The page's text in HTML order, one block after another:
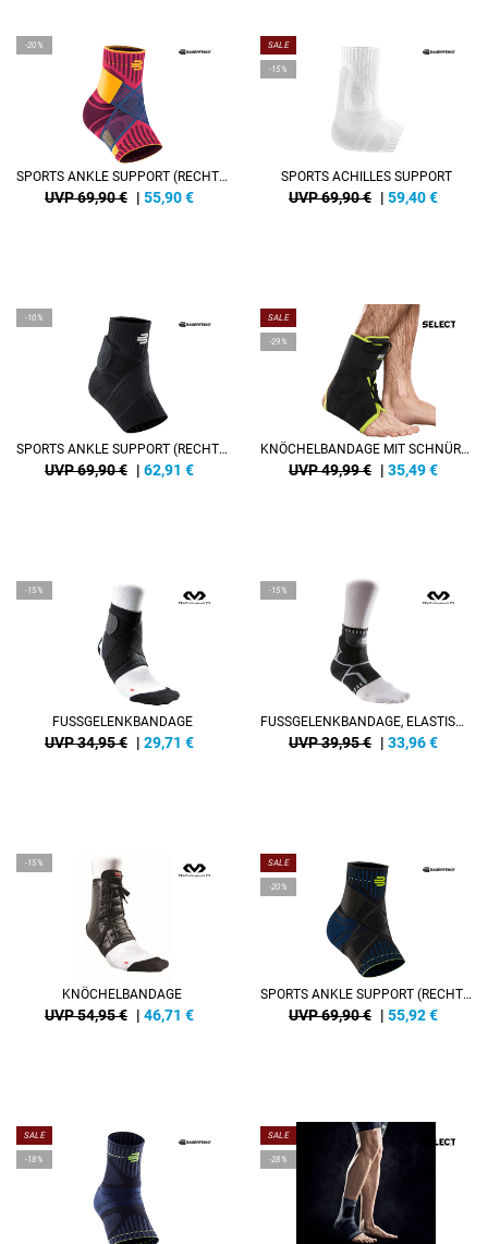
-20%
SPORTS ANKLE SUPPORT (RECHTS)
UVP 69,90 € | 55,90€
SALE
-15%
SPORTS ACHILLES SUPPORT
UVP 69,90 € | 59,40€
-10%
SPORTS ANKLE SUPPORT (RECHTS)
UVP 69,90 € | 62,91 €
SALE
-29%
KNÖCHELBANDAGE MIT SCHNÜRUNG
UVP 49,99 € | 35,49€
-15%
FUSSGELENKBANDAGE
UVP 34,95 € | 29,71 €
-15%
FUSSGELENKBANDAGE, ELASTISCH
UVP 39,95 € | 33,96€
-15%
KNÖCHELBANDAGE
UVP 54,95 € | 46,71 €
SALE
-20%
SPORTS ANKLE SUPPORT (RECHTS)
UVP 69,90 € | 55,92€
SALE
-18%
SALE
-28%